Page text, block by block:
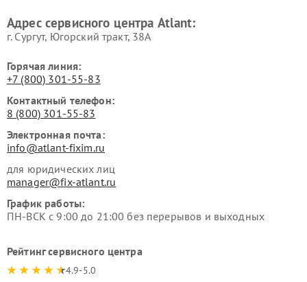
Адрес сервисного центра Atlant:
г. Сургут, Югорский тракт, 38А
Горячая линия:
+7 (800) 301-55-83
Контактный телефон:
8 (800) 301-55-83
Электронная почта:
info@atlant-fixim.ru
для юридических лиц
manager@fix-atlant.ru
График работы:
ПН-ВСК с 9:00 до 21:00 без перерывов и выходных
Рейтинг сервисного центра
4.9-5.0